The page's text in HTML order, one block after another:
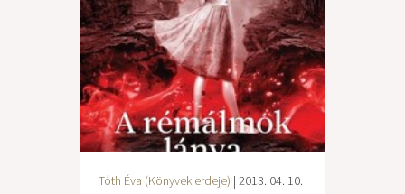
Tóth Éva (Könyvek erdeje) | 2013. 04. 10.